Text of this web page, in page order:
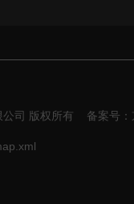
公司 版权所有 备案号